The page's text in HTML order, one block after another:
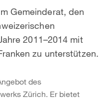
Gemeinderat, den
2011–2014 mit
zu unterstützen.
des
Zürich. Er bietet